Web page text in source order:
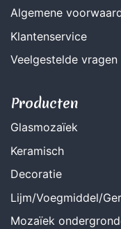
Algemene
Klantenservice
Veelgestelde vragen
Producten
Glasmozaïek
Keramisch
Decoratie
Lijm/Voegmiddel/
Mozaïek